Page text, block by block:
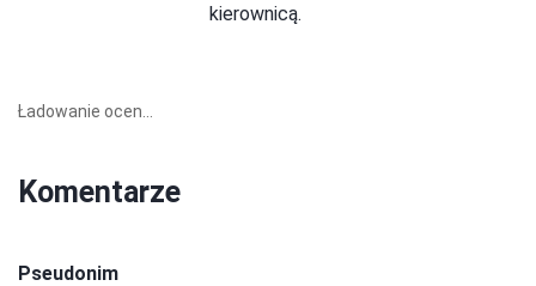
kierownicą.
Ładowanie ocen...
Komentarze
Pseudonim